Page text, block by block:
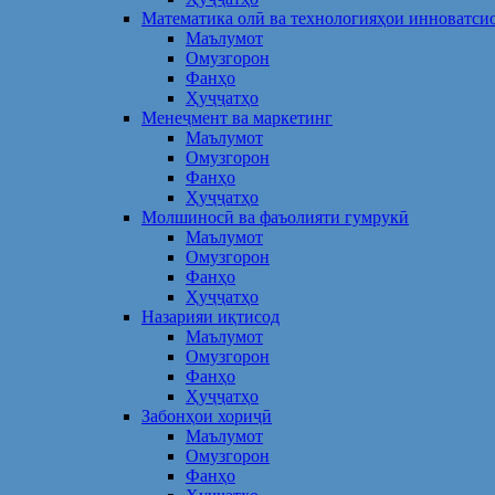
Математика олӣ ва технологияҳои
Маълумот
Омузгорон
Фанҳо
Ҳуҷҷатҳо
Менеҷмент ва маркетинг
Маълумот
Омузгорон
Фанҳо
Ҳуҷҷатҳо
Молшиносӣ ва фаъолияти гумрукӣ
Маълумот
Омузгорон
Фанҳо
Ҳуҷҷатҳо
Назарияи иқтисод
Маълумот
Омузгорон
Фанҳо
Ҳуҷҷатҳо
Забонҳои хориҷӣ
Маълумот
Омузгорон
Фанҳо